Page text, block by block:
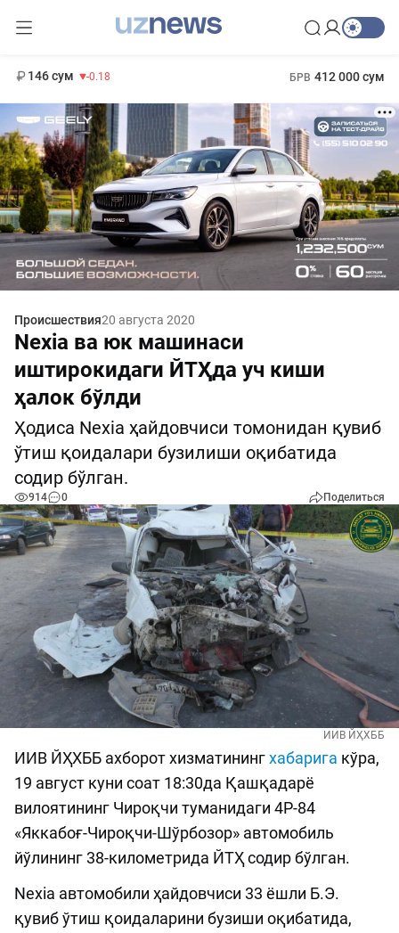
146 сум -0.18 БРВ 412 000 сум
Происшествия20 августа 2020
Nexia ва юк машинаси
иштирокидаги ЙТҲда уч киши
ҳалок бўлди
Ҳодиса Nexia ҳайдовчиси томонидан қувиб
ўтиш қоидалари бузилиши оқибатида
содир бўлган.
914 0 Поделиться
ИИВ ЙҲХББ
ИИВ ЙҲХББ ахборот хизматинингхабарига кўра,
19 август куни соат 18:30да Қашқадарё
вилоятининг Чироқчи туманидаги 4Р-84
«Яккабоғ-Чироқчи-Шўрбозор» автомобиль
йўлининг 38-километрида ЙТҲ содир бўлган.
Nexia автомобили ҳайдовчиси 33 ёшли Б.Э.
қувиб ўтиш қоидаларини бузиши оқибатида,